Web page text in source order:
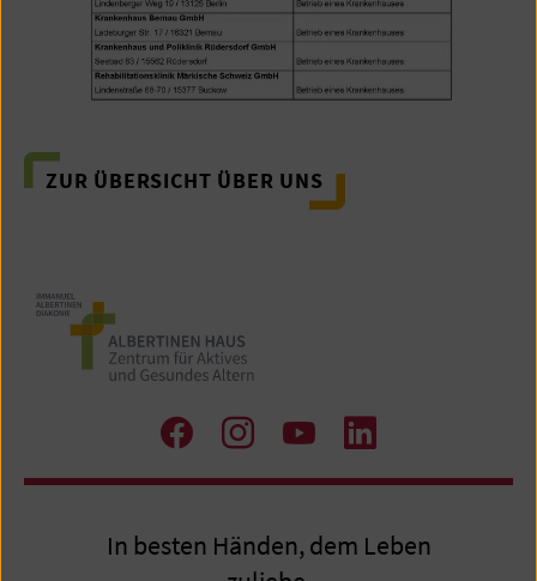
ZUR ÜBERSICHT ÜBER UNS
Zu
Facebook
Zu
Instagram
Zum
Youtube-
Zum
LinkedIn
In besten Händen, dem Leben